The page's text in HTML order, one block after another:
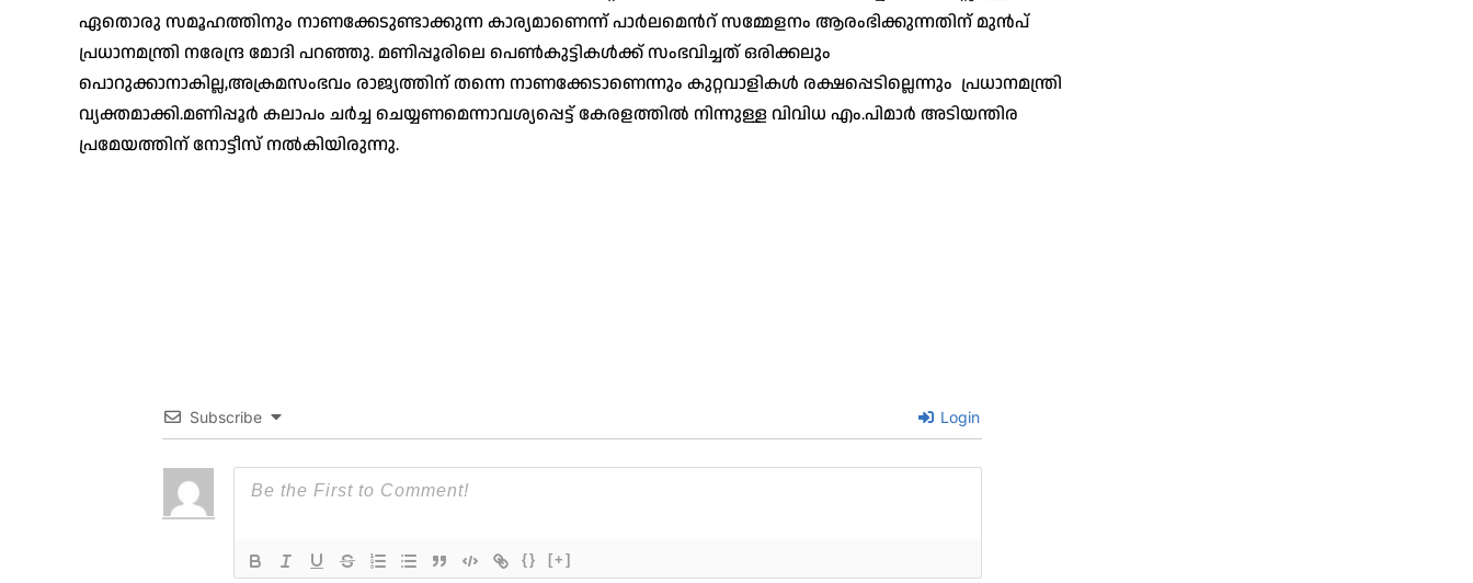
ഏതൊരു സമൂഹത്തിനും നാണക്കേടുണ്ടാക്കുന്ന കാര്യമാണെന്ന് പാർലമെന്‍റ് സമ്മേളനം ആരംഭിക്കുന്നതിന് മുൻപ്
പ്രധാനമന്ത്രി നരേന്ദ്ര മോദി പറഞ്ഞു. മണിപ്പൂരിലെ പെൺകുട്ടികൾക്ക് സംഭവിച്ചത് ഒരിക്കലും
പൊറുക്കാനാകില്ല,അക്രമസംഭവം രാജ്യത്തിന് തന്നെ നാണക്കേടാണെന്നും കുറ്റവാളികൾ രക്ഷപ്പെടില്ലെന്നും പ്രധാനമന്ത്രി
വ്യക്തമാക്കി.മണിപ്പൂർ കലാപം ചർച്ച ചെയ്യണമെന്നാവശ്യപ്പെട്ട് കേരളത്തിൽ നിന്നുള്ള വിവിധ എം.പിമാർ അടിയന്തിര
പ്രമേയത്തിന് നോട്ടീസ് നൽകിയിരുന്നു.
Subscribe Login
{} [+]